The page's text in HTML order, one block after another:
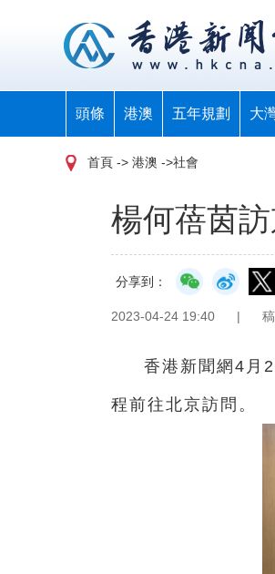
頭條 港澳 五年規劃 大
首頁 -> 港澳 ->社會
楊何蓓茵
分享到：
2023-04-24 19:40 |
香港新聞網4月
程前往北京訪問。